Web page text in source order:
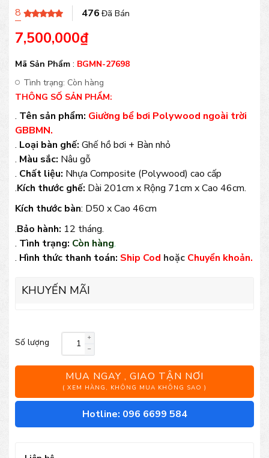
8 476 Đã Bán
7,500,000₫
Mã Sản Phẩm : BGMN-27698
Tình trạng: Còn hàng
THÔNG SỐ SẢN PHẨM:
. Tên sản phẩm: Giường bể bơi Polywood ngoài trời
GBBMN.
. Loại bàn ghế: Ghế hồ bơi + Bàn nhỏ
. Màu sắc: Nâu gỗ
. Chất liệu: Nhựa Composite (Polywood) cao cấp
.Kích thước ghế: Dài 201cm x Rộng 71cm x Cao 46cm.
Kích thước bàn: D50 x Cao 46cm
.Bảo hành: 12 tháng.
. Tình trạng: Còn hàng.
. Hình thức thanh toán: Ship Cod hoặc Chuyển khoản.
KHUYẾN MÃI
Số lượng
Giường
bể
bơi
ngoài
MUA NGAY , GIAO TẬN NƠI
( XEM HÀNG, KHÔNG MUA KHÔNG SAO )
Hotline: 096 6699 584